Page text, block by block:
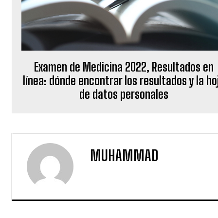
Examen de Medicina 2022, Resultados en
línea: dónde encontrar los resultados y la
de datos personales
MUHAMMAD